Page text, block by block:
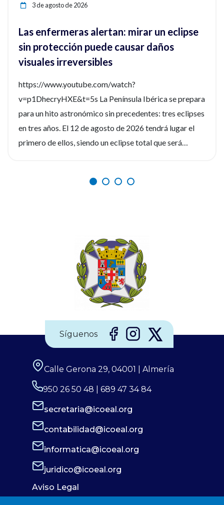
3 de agosto de 2026
Las enfermeras alertan: mirar un eclipse
sin protección puede causar daños
visuales irreversibles
https://www.youtube.com/watch?
v=p1DhecryHXE&t=5s La Península Ibérica se prepara
para un hito astronómico sin precedentes: tres eclipses
en tres años. El 12 de agosto de 2026 tendrá lugar el
primero de ellos, siendo un eclipse total que será
estos eventos será fascinante, pero la seguridad visual
(CGE), junto a la Sociedad Española de Enfermería
Oftalmológica (SEEOF) y el Hospital Ramón y Cajal de
Madrid, han puesto en marcha diferentes materiales
Síguenos
Calle Gerona 29, 04001 | Almería
950 26 50 48 | 689 47 34 84
secretaria@icoeal.org
contabilidad@icoeal.org
informatica@icoeal.org
juridico@icoeal.org
Aviso Legal